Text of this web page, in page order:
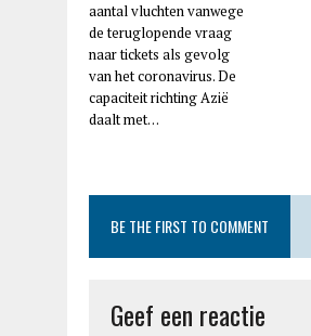
aantal vluchten vanwege
de teruglopende vraag
naar tickets als gevolg
van het coronavirus. De
capaciteit richting Azië
daalt met…
BE THE FIRST TO COMMENT
Geef een reactie